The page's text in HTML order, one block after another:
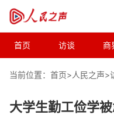
首页 访谈 商
当前位置：首页>人民之声>
大学生勤工俭学